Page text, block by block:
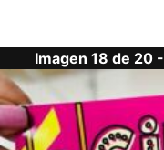
Imagen 18 de 20 -